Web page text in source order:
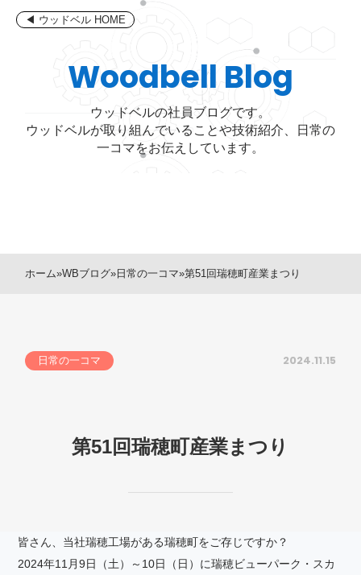
◀ ウッドベル HOME
Woodbell Blog
ウッドベルの社員ブログです。
ウッドベルが取り組んでいることや技術紹介、日常の
一コマをお伝えしています。
ホーム»WBブログ» 日常の一コマ»第51回瑞穂町産業まつり
日常の一コマ 2024.11.15
第51回瑞穂町産業まつり
皆さん、当社瑞穂工場がある瑞穂町をご存じですか？
2024年11月9日（土）～10日（日）に瑞穂ビューパーク・スカ